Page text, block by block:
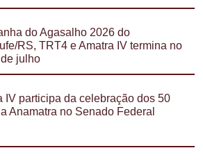
do Agasalho 2026 do
RS, TRT4 e Amatra IV termina no
julho
IV participa da celebração dos 50
Anamatra no Senado Federal